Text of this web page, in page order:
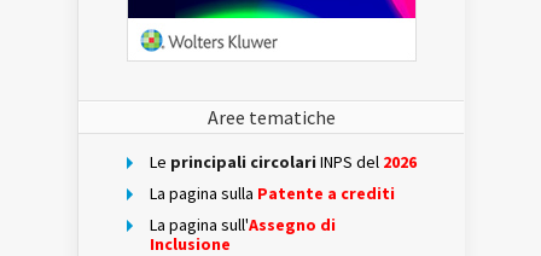
Aree tematiche
Le principali circolari INPS del 2026
La pagina sulla Patente a crediti
La pagina sull'Assegno di
Inclusione